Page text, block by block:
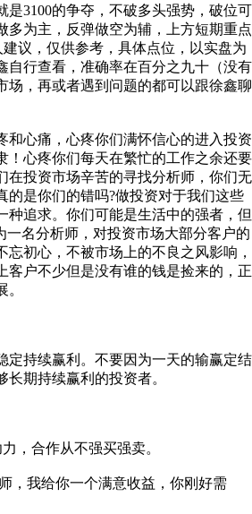
3100的争夺，不破多头强势，破位可
多为主，反弹做空为辅，上方短期重点
议，仅供参考，具体点位，以实盘为
自行查看，准确率在百分之九十（没有
场，再或者遇到问题的都可以跟徐鑫聊
心痛，心疼你们满怀信心的进入投资
！心疼你们每天在繁忙的工作之余还要
在投资市场辛苦的寻找分析师，你们无
是你们的错吗?做投资对于我们这些
追求。你们可能是生活中的强者，但
名分析师，对投资市场大部分客户的
初心，不被市场上的不良之风影响，
客户不少但是没有谁的钱是捡来的，正
持续赢利。不要因为一天的输赢定结
期持续赢利的投资者。
，合作从不强买强卖。
我给你一个满意收益，你刚好需